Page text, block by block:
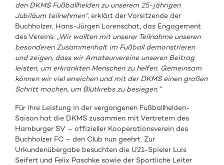
den DKMS Fußballhelden zu unserem 25-jährigen
Jubiläum teilnehmen“, erklärt der Vorsitzende der
Buchholzer, Hans-Jürgen Lorenschat, das Engagement
des Vereins. „Wir wollten mit unserer Teilnahme unseren
besonderen Zusammenhalt im Fußball demonstrieren
und zeigen, dass wir Amateurvereine unseren Beitrag
leisten, um erkrankten Menschen zu helfen. Gemeinsam
können wir viel erreichen und mit der DKMS einen großen
Schritt machen, um Blutkrebs zu besiegen.“
Für ihre Leistung in der vergangenen Fußballhelden-
Saison hat die DKMS zusammen mit Vertretern des
Hamburger SV – offizieller Kooperationsverein des
Buchholzer FC – den Club nun geehrt. Zur
Urkundenübergabe besuchten die U21-Spieler Luis
Seifert und Felix Paschke sowie der Sportliche Leiter